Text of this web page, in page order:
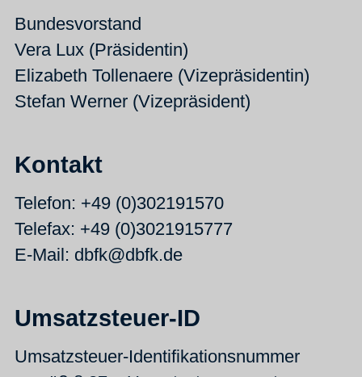
Bundesvorstand
Vera Lux (Präsidentin)
Elizabeth Tollenaere (Vizepräsidentin)
Stefan Werner (Vizepräsident)
Kontakt
Telefon: +49 (0)302191570
Telefax: +49 (0)3021915777
E-Mail: dbfk@dbfk.de
Umsatzsteuer-ID
Umsatzsteuer-Identifikationsnummer